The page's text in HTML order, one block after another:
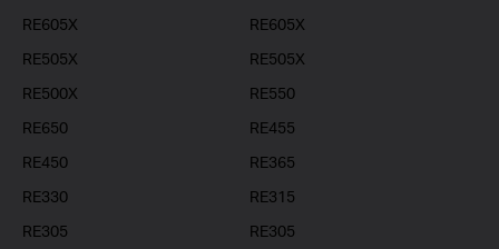
RE605X
RE605X
RE505X
RE505X
RE500X
RE550
RE650
RE455
RE450
RE365
RE330
RE315
RE305
RE305